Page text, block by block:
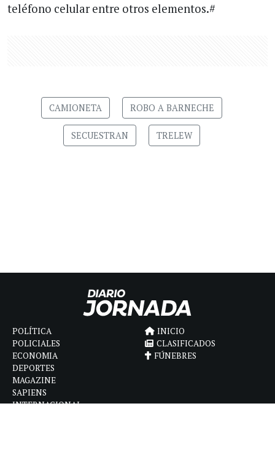
teléfono celular entre otros elementos.#
CAMIONETA ROBO A BARNECHE
SECUESTRAN TRELEW
POLÍTICA
POLICIALES
ECONOMIA
DEPORTES
MAGAZINE
SAPIENS
INTERNACIONAL
INICIO
CLASIFICADOS
FÚNEBRES